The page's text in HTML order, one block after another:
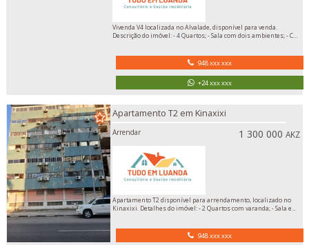
Vivenda V4 localizada no Alvalade, disponível para venda.
Descrição do imóvel: - 4 Quartos; - Sala com dois ambientes; - C...
948 xxx xxx
+24 xxx xxx
Apartamento T2 em Kinaxixi
Arrendar 1 300 000AKZ
Apartamento T2 disponível para arrendamento, localizado no
Kinaxixi. Detalhes do imóvel: - 2 Quartos com varanda; - Sala e...
948 xxx xxx